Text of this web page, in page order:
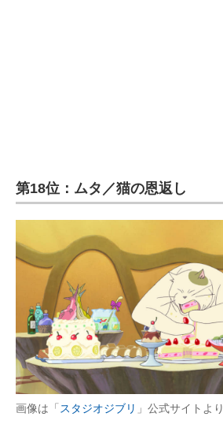
第18位：ムタ／猫の恩返し
画像は「 スタジオジブリ 」公式サイトより